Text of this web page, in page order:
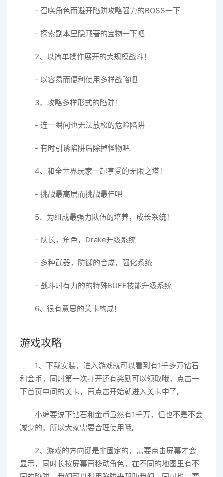
- 召唤角色而避开陷阱攻略强力的BOSS一下
- 探索副本里隐藏著的宝物一下吧
2、以简单操作展开的大规模战斗！
- 以容易而便利使用多样战略吧
3、攻略多样形式的陷阱！
- 连一瞬间也无法放松的危险陷阱
- 有时引诱陷阱后除掉怪物吧
4、和全世界玩家一起享受的无限之塔！
- 挑战最高层而挑战最佳吧
5、为组成最强力队伍的培养，成长系统！
- 队长，角色，Drake升级系统
- 多种武器，防御的合成，强化系统
- 战斗时有力的的特殊BUFF技能升级系统
6、很有意思的关卡构成！
游戏攻略
1、下载安装，进入游戏就可以看到有1千多万钻石
和金币，同时第一次打开还有奖励可以领取哦，点击一
下首页中间的关卡，再点击开始就进入关卡中了。
小编要说下钻石和金币虽然有1千万，但也不是不会
减少的，所以大家需要合理使用哦。
2、游戏的方向键是非固定的，需要点击屏幕才会
显示，同时长按屏幕再移动角色，在不同的地图里有不